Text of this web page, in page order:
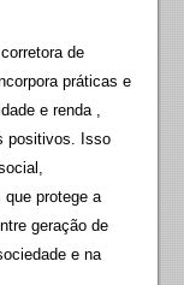
de
práticas e
e renda ,
positivos. Isso
protege a
geração de
e na